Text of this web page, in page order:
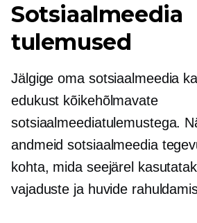
Sotsiaalmeedia
tulemused
Jälgige oma sotsiaalmeedia
edukust kõikehõlmavate
sotsiaalmeediatulemustega.
andmeid sotsiaalmeedia
kohta, mida seejärel
vajaduste ja huvide